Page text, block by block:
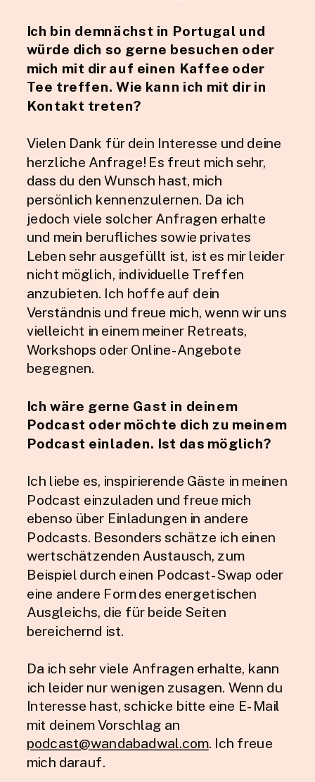
Ich bin demnächst in Portugal und
würde dich so gerne besuchen oder
mich mit dir auf einen Kaffee oder
Tee treffen. Wie kann ich mit dir in
Kontakt treten?
Vielen Dank für dein Interesse und deine
herzliche Anfrage! Es freut mich sehr,
dass du den Wunsch hast, mich
persönlich kennenzulernen. Da ich
jedoch viele solcher Anfragen erhalte
und mein berufliches sowie privates
Leben sehr ausgefüllt ist, ist es mir leider
nicht möglich, individuelle Treffen
anzubieten. Ich hoffe auf dein
Verständnis und freue mich, wenn wir uns
vielleicht in einem meiner Retreats,
Workshops oder Online-Angebote
begegnen.
Ich wäre gerne Gast in deinem
Podcast oder möchte dich zu meinem
Podcast einladen. Ist das möglich?
Ich liebe es, inspirierende Gäste in meinen
Podcast einzuladen und freue mich
ebenso über Einladungen in andere
Podcasts. Besonders schätze ich einen
wertschätzenden Austausch, zum
Beispiel durch einen Podcast-Swap oder
eine andere Form des energetischen
Ausgleichs, die für beide Seiten
bereichernd ist.
Da ich sehr viele Anfragen erhalte, kann
ich leider nur wenigen zusagen. Wenn du
Interesse hast, schicke bitte eine E-Mail
mit deinem Vorschlag an
podcast@wandabadwal.com. Ich freue
mich darauf.